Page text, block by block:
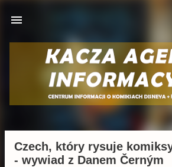
Czech, który rysuje
- wywiad z Danem Černým